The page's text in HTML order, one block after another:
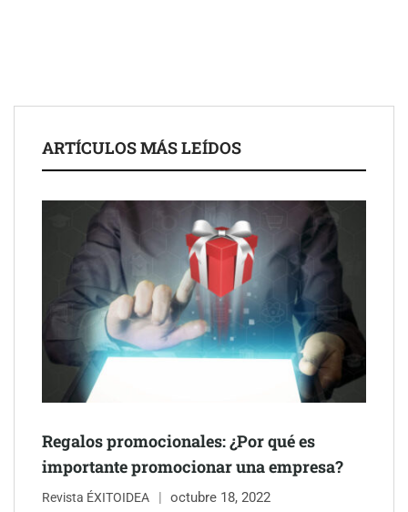
Última llamada: los destinos con las mayores caídas de precios
ARTÍCULOS MÁS LEÍDOS
Regalos promocionales: ¿Por qué es
importante promocionar una empresa?
Revista ÉXITOIDEA octubre 18, 2022